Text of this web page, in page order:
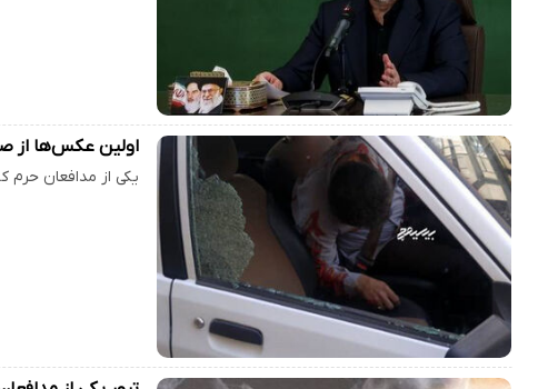
اولین عکس‌ها از
یکی از مدافعان حرم